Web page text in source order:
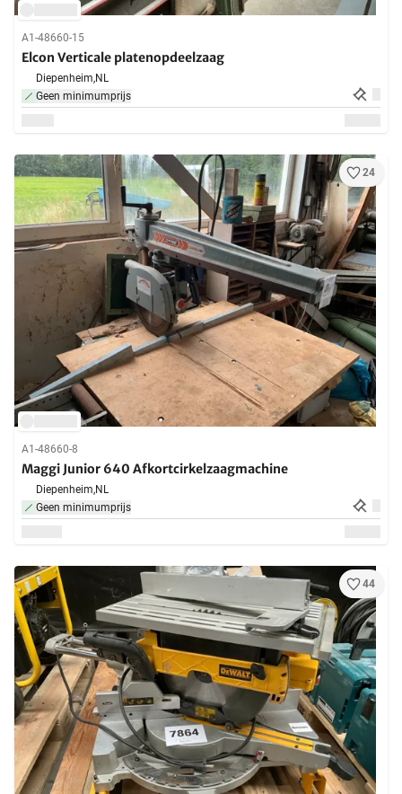
A1-48660-15
Elcon Verticale platenopdeelzaag
Diepenheim,NL
Geen minimumprijs
24
A1-48660-8
Maggi Junior 640 Afkortcirkelzaagmachine
Diepenheim,NL
Geen minimumprijs
44